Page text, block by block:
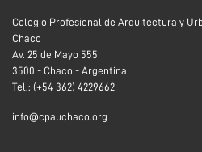
Colegio Profesional de Arquitectura y
Chaco
Av. 25 de Mayo 555
3500 - Chaco - Argentina
Tel.: (+54 362) 4229662
info@cpauchaco.org